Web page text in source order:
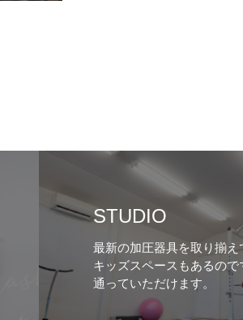
STUDIO
最新の加圧器具を取り揃え
キッズスペースもあるので
通っていただけます。